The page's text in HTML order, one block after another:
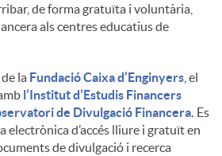
de forma gratuïta i voluntària,
als centres educatius de
la Fundació Caixa d’Enginyers , el
l’Institut d’Estudis Financers
de Divulgació Financera. Es
electrònica d’accés lliure i gratuït en
de divulgació i recerca